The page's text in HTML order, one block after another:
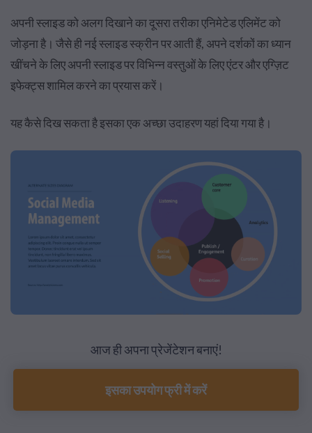
अपनी स्लाइड को अलग दिखाने का दूसरा तरीका एनिमेटेड एलिमेंट को
जोड़ना है। जैसे ही नई स्लाइड स्क्रीन पर आती हैं, अपने दर्शकों का ध्यान
खींचने के लिए अपनी स्लाइड पर विभिन्न वस्तुओं के लिए एंटर और एग्ज़िट
इफेक्ट्स शामिल करने का प्रयास करें।
यह कैसे दिख सकता है इसका एक अच्छा उदाहरण यहां दिया गया है।
आज ही अपना प्रेजेंटेशन बनाएं!
इसका उपयोग फ्री में करें